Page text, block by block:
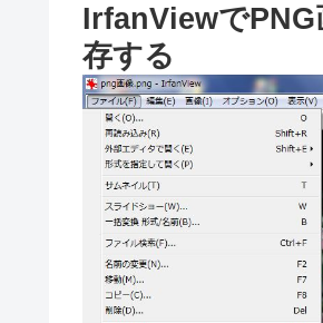
IrfanViewでPNG
存する